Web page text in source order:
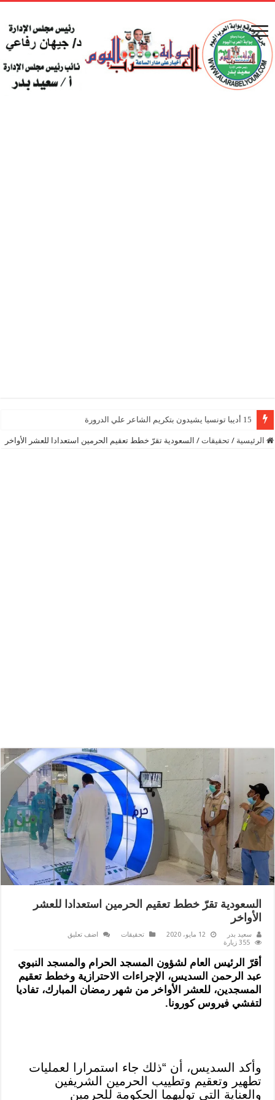
15 أديبا تونسيا يشيدون بتكريم الشاعر علي الدرورة
الرئيسية / تحقيقات / السعودية تقرّ خطط تعقيم الحرمين استعدادا للعشر الأواخر
السعودية تقرّ خطط تعقيم الحرمين استعدادا للعشر
الأواخر
سعيد بدر 12 مايو، 2020 تحقيقات
اضف تعليق
355 زيارة
أقرّ الرئيس العام لشؤون المسجد الحرام والمسجد النبوي
عبد الرحمن السديس، الإجراءات الاحترازية وخطط تعقيم
المسجدين، للعشر الأواخر من شهر رمضان المبارك، تفاديا
لتفشي فيروس كورونا.
وأكد السديس، أن “ذلك جاء استمرارا لعمليات
تطهير وتعقيم وتطييب الحرمين الشريفين
والعناية التي توليهما الحكومة للحرمين